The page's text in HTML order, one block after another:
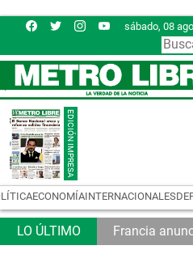
sábado, 08
ECONOMÍAINTERNACIONALES
Francia